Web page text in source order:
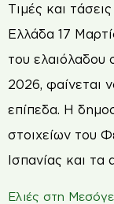
Τιμές και
Ελλάδα 17
του ελαιόλαδου
2026, φαίνεται
επίπεδα. Η
στοιχείων του
Ισπανίας και τα
Ελιές στη